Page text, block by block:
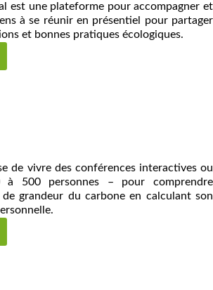
est une plateforme pour accompagner et
à se réunir en présentiel pour partager
et bonnes pratiques écologiques.
de vivre des conférences interactives ou
500 personnes – pour comprendre
de grandeur du carbone en calculant son